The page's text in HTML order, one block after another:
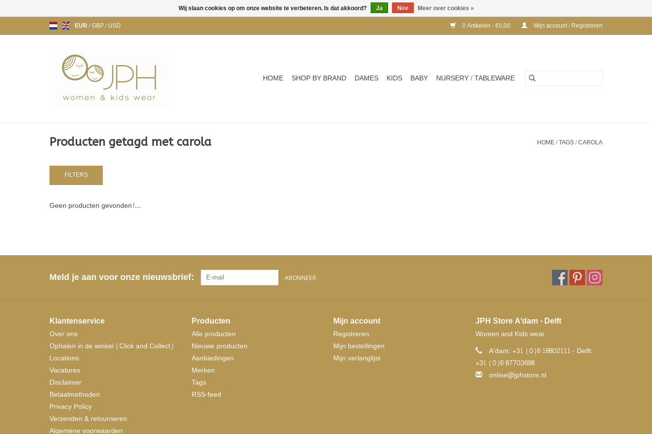
EUR/GBP/USD 0 Artikelen - €0,00 Mijn account / Registreren
HOME SHOP BY BRAND DAMES KIDS BABY NURSERY / TABLEWARE
Producten getagd met carola HOME/TAGS/CAROLA
FILTERS
Geen producten gevonden!...
Meld je aan voor onze nieuwsbrief: ABONNEER
Klantenservice
Over ons
Ophalen in de winkel (Click and Collect)
Locations
Vacatures
Disclaimer
Betaalmethoden
Privacy Policy
Verzenden & retourneren
Algemene voorwaarden
Producten
Alle producten
Nieuwe producten
Aanbiedingen
Merken
Tags
RSS-feed
Mijn account
Registreren
Mijn bestellingen
Mijn verlanglijst
JPH Store A'dam - Delft
Women and Kids wear
A'dam: +31 (0)6 18802111 - Delft:
+31 (0)6 87703698
online@jphstore.nl
Wij slaan cookies op om onze website te verbeteren. Is dat akkoord? Ja Nee Meer over cookies »